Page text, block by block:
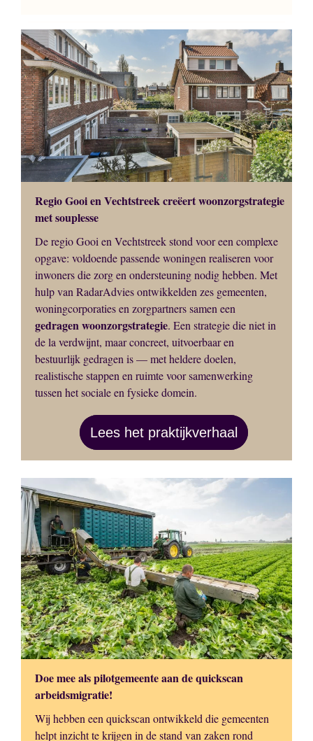
Regio Gooi en Vechtstreek creëert woonzorgstrategie
met souplesse
De regio Gooi en Vechtstreek stond voor een complexe
opgave: voldoende passende woningen realiseren voor
inwoners die zorg en ondersteuning nodig hebben. Met
hulp van RadarAdvies ontwikkelden zes gemeenten,
woningcorporaties en zorgpartners samen een
gedragen woonzorgstrategie. Een strategie die niet in
de la verdwijnt, maar concreet, uitvoerbaar en
bestuurlijk gedragen is — met heldere doelen,
realistische stappen en ruimte voor samenwerking
tussen het sociale en fysieke domein.
Lees het praktijkverhaal
Doe mee als pilotgemeente aan de quickscan
arbeidsmigratie!
Wij hebben een quickscan ontwikkeld die gemeenten
helpt inzicht te krijgen in de stand van zaken rond